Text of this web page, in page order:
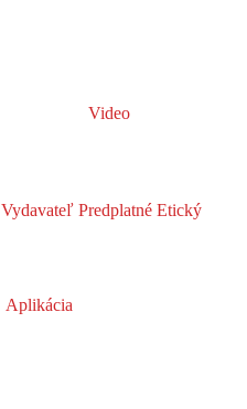
Video
Vydavateľ Predplatné Etický
Aplikácia